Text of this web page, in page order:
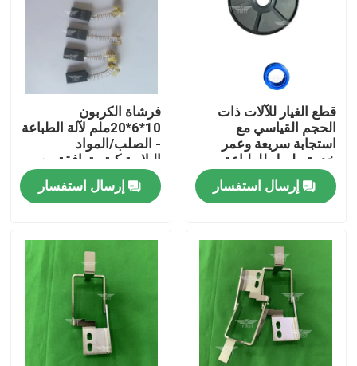
منتجات
معلومات عنا
قطع الغيار للآلات ذات
الحجم القياسي مع
استجابة سريعة وعمر
خدمة طويل للطباعة
إرسال استفسار
فرشاة الكربون
10*6*20ملم لآلة الطباعة
- الصلب/المواد
البلاستيكية متوافقة مع
كوموري رولاند
إرسال استفسار